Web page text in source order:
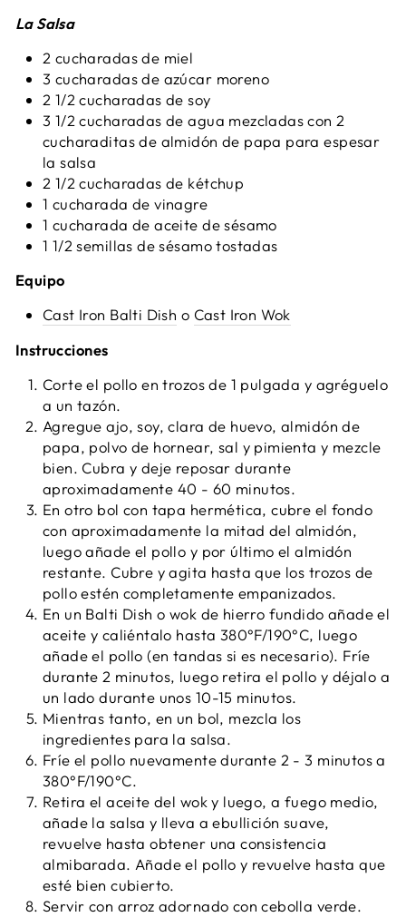
La Salsa
2 cucharadas de miel
3 cucharadas de azúcar moreno
2 1/2 cucharadas de soy
3 1/2 cucharadas de agua mezcladas con 2
cucharaditas de almidón de papa para espesar
la salsa
2 1/2 cucharadas de kétchup
1 cucharada de vinagre
1 cucharada de aceite de sésamo
1 1/2 semillas de sésamo tostadas
Equipo
Cast Iron Balti Dish o Cast Iron Wok
Instrucciones
Corte el pollo en trozos de 1 pulgada y agréguelo
a un tazón.
Agregue ajo, soy, clara de huevo, almidón de
papa, polvo de hornear, sal y pimienta y mezcle
bien. Cubra y deje reposar durante
aproximadamente 40 - 60 minutos.
En otro bol con tapa hermética, cubre el fondo
con aproximadamente la mitad del almidón,
luego añade el pollo y por último el almidón
restante. Cubre y agita hasta que los trozos de
pollo estén completamente empanizados.
En un Balti Dish o wok de hierro fundido añade el
aceite y caliéntalo hasta 380°F/190°C, luego
añade el pollo (en tandas si es necesario). Fríe
durante 2 minutos, luego retira el pollo y déjalo a
un lado durante unos 10-15 minutos.
Mientras tanto, en un bol, mezcla los
ingredientes para la salsa.
Fríe el pollo nuevamente durante 2 - 3 minutos a
380°F/190°C.
Retira el aceite del wok y luego, a fuego medio,
añade la salsa y lleva a ebullición suave,
revuelve hasta obtener una consistencia
almibarada. Añade el pollo y revuelve hasta que
esté bien cubierto.
Servir con arroz adornado con cebolla verde.